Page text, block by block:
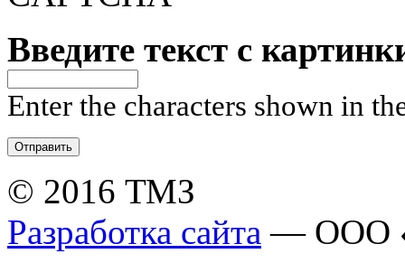
Введите текст с
Enter the characters shown in
© 2016 ТМЗ
Разработка сайта — ООО